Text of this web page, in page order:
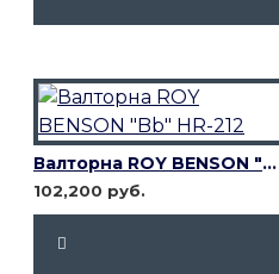
Валторна ROY BENSON "Bb" HR-212
102,200 руб.